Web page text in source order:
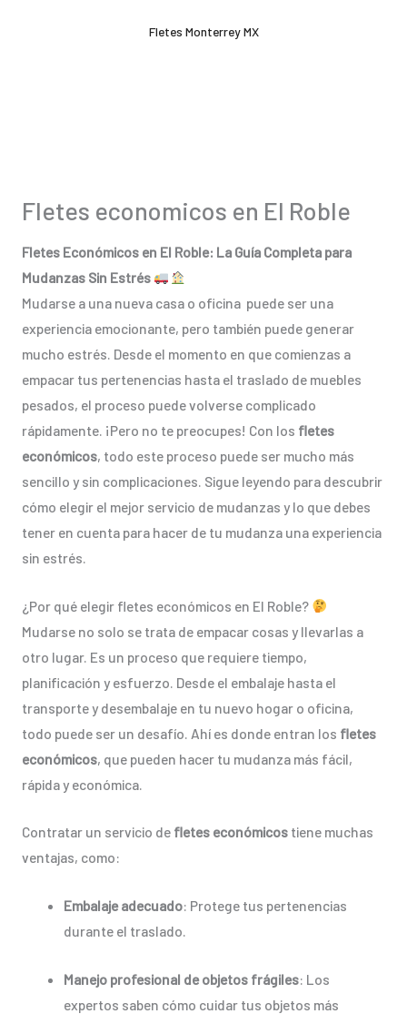
Fletes Monterrey MX
Fletes economicos en El Roble
Fletes Económicos en El Roble: La Guía Completa para
Mudanzas Sin Estrés
Mudarse a una nueva casa o oficina puede ser una
experiencia emocionante, pero también puede generar
mucho estrés. Desde el momento en que comienzas a
empacar tus pertenencias hasta el traslado de muebles
pesados, el proceso puede volverse complicado
rápidamente. ¡Pero no te preocupes! Con los fletes
económicos, todo este proceso puede ser mucho más
sencillo y sin complicaciones. Sigue leyendo para descubrir
cómo elegir el mejor servicio de mudanzas y lo que debes
tener en cuenta para hacer de tu mudanza una experiencia
sin estrés.
¿Por qué elegir fletes económicos en El Roble?
Mudarse no solo se trata de empacar cosas y llevarlas a
otro lugar. Es un proceso que requiere tiempo,
planificación y esfuerzo. Desde el embalaje hasta el
transporte y desembalaje en tu nuevo hogar o oficina,
todo puede ser un desafío. Ahí es donde entran los fletes
económicos, que pueden hacer tu mudanza más fácil,
rápida y económica.
Contratar un servicio de fletes económicos tiene muchas
ventajas, como:
Embalaje adecuado: Protege tus pertenencias
durante el traslado.
Manejo profesional de objetos frágiles: Los
expertos saben cómo cuidar tus objetos más